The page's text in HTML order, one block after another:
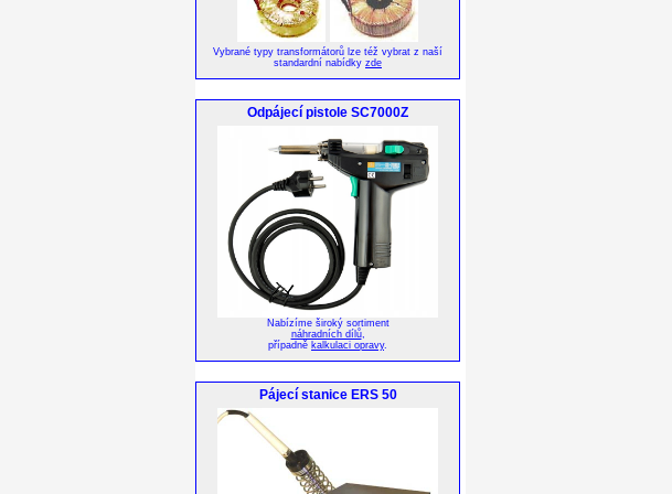
Vybrané typy transformátorů lze též vybrat z naší
standardní nabídky zde
Odpájecí pistole SC7000Z
Nabízíme široký sortiment
náhradních dílů,
případně kalkulaci opravy.
Pájecí stanice ERS 50